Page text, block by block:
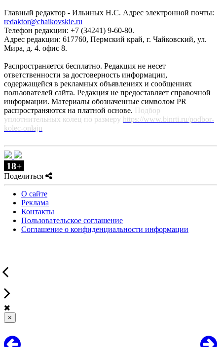
Главный редактор - Ильиных Н.С. Адрес электронной почты:
redaktor@chaikovskie.ru
Телефон редакции: +7 (34241) 9-60-80.
Адрес редакции: 617760, Пермский край, г. Чайковский, ул.
Мира, д. 4. офис 8.
Распространяется бесплатно. Редакция не несет
ответственности за достоверность информации,
содержащейся в рекламных объявлениях и сообщениях
пользователей сайта. Редакция не предоставляет справочной
информации. Материалы обозначенные символом PR
распространяются на платной основе. Подбор
уплотнительных колец по размеру https://www.binrti.ru/podbor-
kolec-onlajn
18+
Поделиться
О сайте
Реклама
Контакты
Пользовательское соглашение
Соглашение о конфиденциальности информации
×